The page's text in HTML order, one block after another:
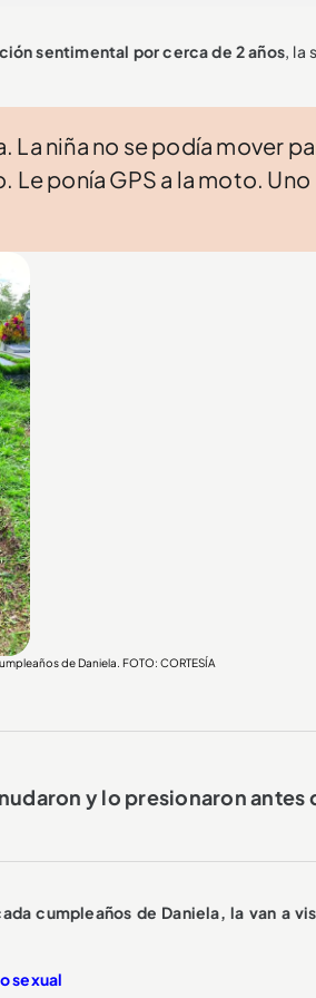
sentimental por cerca de 2 años ,
niña no se podía mover
Le ponía GPS a la moto. Uno
de Daniela. FOTO: CORTESÍA
y lo presionaron antes
cumpleaños de Daniela, la van a
sexual